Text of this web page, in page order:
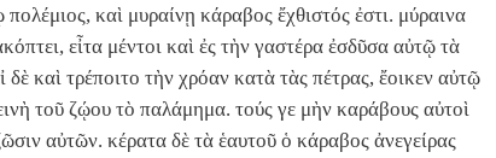
καὶ μυραίνῃ κάραβος ἔχθιστός ἐστι. μύραινα
εἶτα μέντοι καὶ ἐς τὴν γαστέρα ἐσδῦσα αὐτῷ τὰ
καὶ τρέποιτο τὴν χρόαν κατὰ τὰς πέτρας, ἔοικεν αὐτῷ
τοῦ ζῴου τὸ παλάμημα. τούς γε μὴν καράβους αὐτοὶ
αὐτῶν. κέρατα δὲ τὰ ἑαυτοῦ ὁ κάραβος ἀνεγείρας